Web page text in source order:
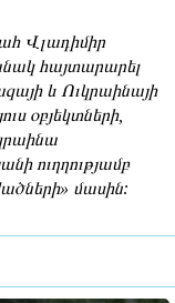
Վլադիմիր
հայտարարել
և Ուկրաինայի
օբյեկտների,
ուղղությամբ
մասին: